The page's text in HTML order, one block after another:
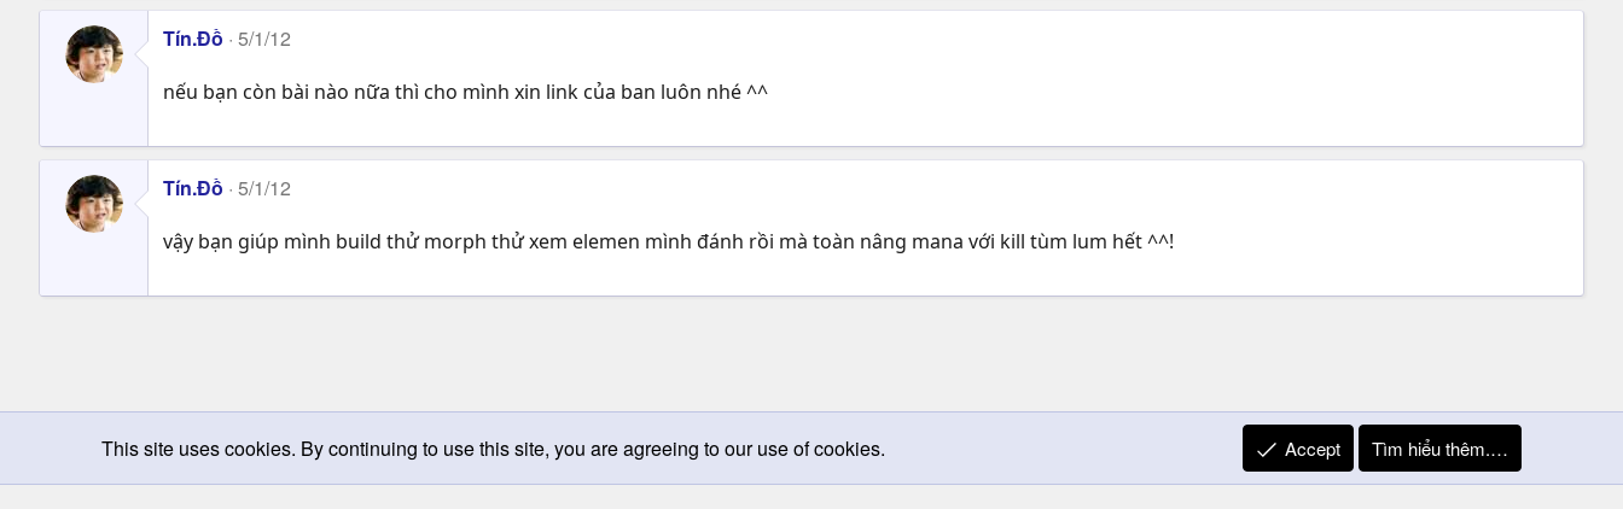
Tín.Đồ 5/1/12
nếu bạn còn bài nào nữa thì cho mình xin link của ban luôn nhé ^^
Tín.Đồ 5/1/12
vậy bạn giúp mình build thử morph thử xem elemen mình đánh rồi mà toàn nâng mana với kill tùm lum hết ^^!
Chọn giao diện Change width Quy định và Nội quy Privacy Policy Trợ giúp
S
This site uses cookies. By continuing to use this site, you are agreeing to our use of cookies. Accept Tìm hiểu thêm.…